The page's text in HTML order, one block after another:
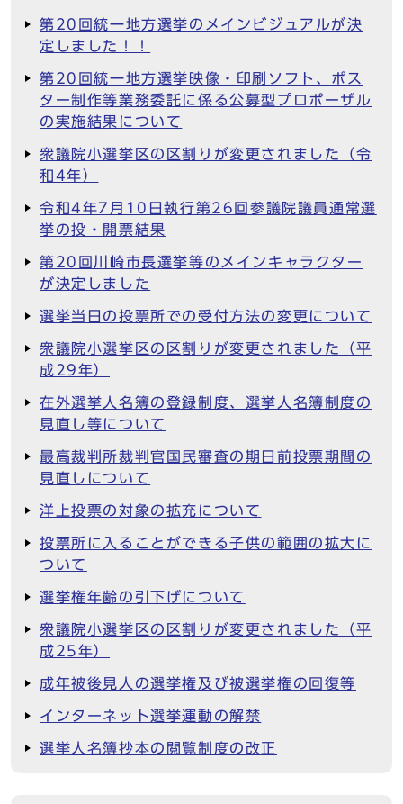
第20回統一地方選挙のメインビジュアルが決
定しました！！
第20回統一地方選挙映像・印刷ソフト、ポス
ター制作等業務委託に係る公募型プロポーザル
の実施結果について
衆議院小選挙区の区割りが変更されました（令
和4年）
令和4年7月10日執行第26回参議院議員通常選
挙の投・開票結果
第20回川崎市長選挙等のメインキャラクター
が決定しました
選挙当日の投票所での受付方法の変更について
衆議院小選挙区の区割りが変更されました（平
成29年）
在外選挙人名簿の登録制度、選挙人名簿制度の
見直し等について
最高裁判所裁判官国民審査の期日前投票期間の
見直しについて
洋上投票の対象の拡充について
投票所に入ることができる子供の範囲の拡大に
ついて
選挙権年齢の引下げについて
衆議院小選挙区の区割りが変更されました（平
成25年）
成年被後見人の選挙権及び被選挙権の回復等
インターネット選挙運動の解禁
選挙人名簿抄本の閲覧制度の改正